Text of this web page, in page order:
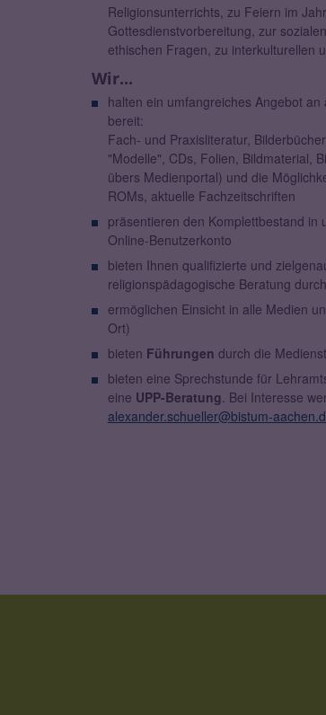
Religionsunterrichts, zu Feiern im
Gottesdienstvorbereitung, zur
ethischen Fragen, zu interkulturellen
Wir...
halten ein umfangreiches Angebot
bereit:
Fach- und Praxisliteratur,
"Modelle", CDs, Folien, Bildmaterial,
übers Medienportal) und die
ROMs, aktuelle Fachzeitschriften
präsentieren den Komplettbestand in
Online-Benutzerkonto
bieten Ihnen qualifizierte und
religionspädagogische Beratung
ermöglichen Einsicht in alle Medien
Ort)
bieten Führungen durch die
bieten eine Sprechstunde für
eine UPP-Beratung. Bei Interesse
alexander.schueller@bistum-